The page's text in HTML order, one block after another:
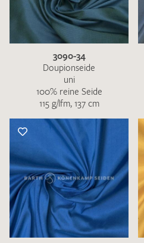
3090-34
Doupionseide
uni
100% reine Seide
115 g/lfm, 137 cm